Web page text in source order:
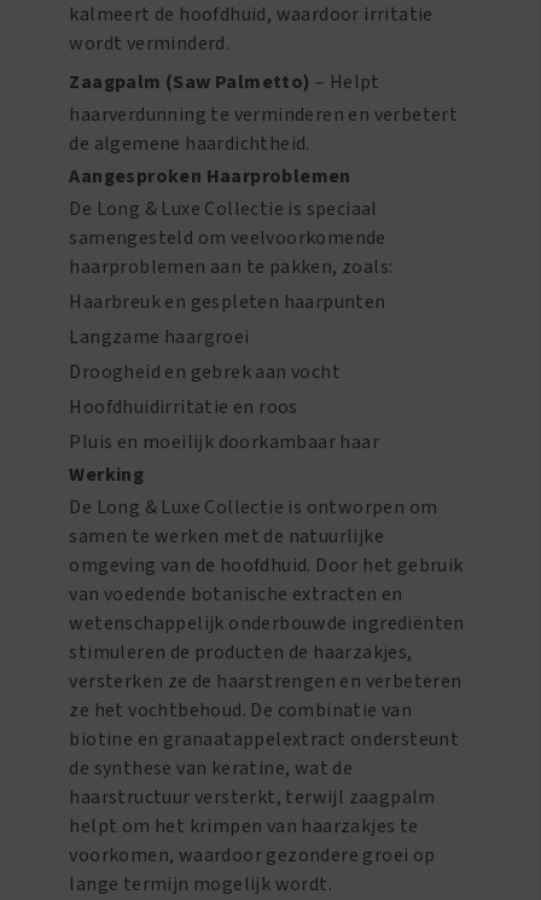
kalmeert de hoofdhuid, waardoor irritatie
wordt verminderd.
Zaagpalm (Saw Palmetto) – Helpt
haarverdunning te verminderen en verbetert
de algemene haardichtheid.
Aangesproken Haarproblemen
De Long & Luxe Collectie is speciaal
samengesteld om veelvoorkomende
haarproblemen aan te pakken, zoals:
Haarbreuk en gespleten haarpunten
Langzame haargroei
Droogheid en gebrek aan vocht
Hoofdhuidirritatie en roos
Pluis en moeilijk doorkambaar haar
Werking
De Long & Luxe Collectie is ontworpen om
samen te werken met de natuurlijke
omgeving van de hoofdhuid. Door het gebruik
van voedende botanische extracten en
wetenschappelijk onderbouwde ingrediënten
stimuleren de producten de haarzakjes,
versterken ze de haarstrengen en verbeteren
ze het vochtbehoud. De combinatie van
biotine en granaatappelextract ondersteunt
de synthese van keratine, wat de
haarstructuur versterkt, terwijl zaagpalm
helpt om het krimpen van haarzakjes te
voorkomen, waardoor gezondere groei op
lange termijn mogelijk wordt.